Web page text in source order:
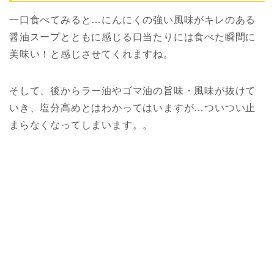
一口食べてみると…にんにくの強い風味がキレのある
醤油スープとともに感じる口当たりには食べた瞬間に
美味い！と感じさせてくれますね。
そして、後からラー油やゴマ油の旨味・風味が抜けて
いき、塩分高めとはわかってはいますが…ついつい止
まらなくなってしまいます。。